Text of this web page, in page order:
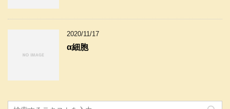
2020/11/17
α細胞